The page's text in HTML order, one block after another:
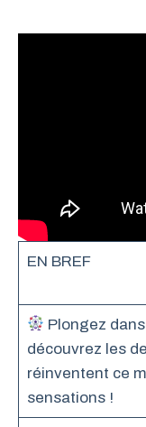
EN BREF
Plongez
découvrez les
réinventent ce
sensations !